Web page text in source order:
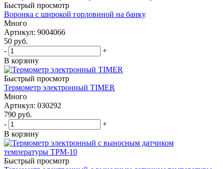
Быстрый просмотр
Воронка с широкой горловиной на банку
Много
Артикул: 9004066
50 руб.
-
+
В корзину
Быстрый просмотр
Термометр электронный TIMER
Много
Артикул: 030292
790 руб.
-
+
В корзину
Быстрый просмотр